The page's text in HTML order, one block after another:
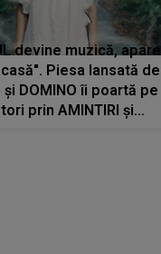
devine muzică, apare
Piesa lansată de
DOMINO îi poartă pe
prin AMINTIRI și